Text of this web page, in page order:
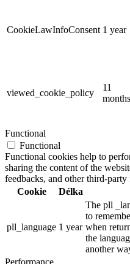
CookieLawInfoConsent 1 year
viewed_cookie_policy
11
months
Functional
Functional
Functional cookies help to
sharing the content of the
feedbacks, and other third-party
Cookie
Délka
pll_language 1 year
The pll
to
when
the
another
Performance